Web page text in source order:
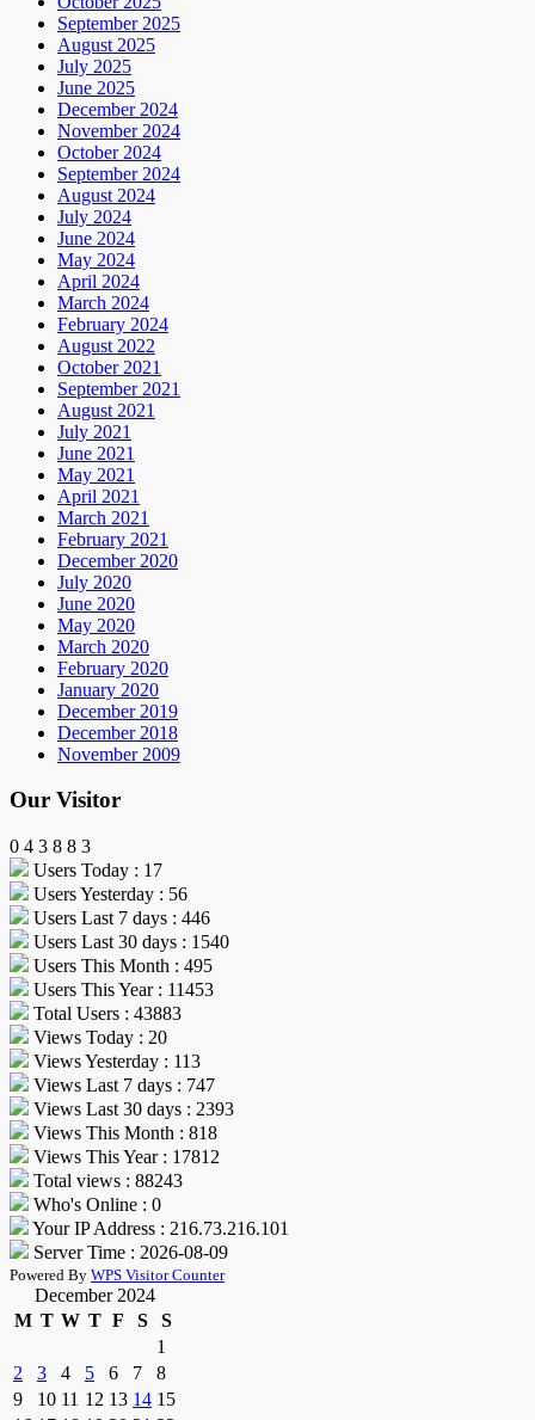
September 2025
August 2025
July 2025
June 2025
December 2024
November 2024
October 2024
September 2024
August 2024
July 2024
June 2024
May 2024
April 2024
March 2024
February 2024
August 2022
October 2021
September 2021
August 2021
July 2021
June 2021
May 2021
April 2021
March 2021
February 2021
December 2020
July 2020
June 2020
May 2020
March 2020
February 2020
January 2020
December 2019
December 2018
November 2009
Our Visitor
0 4 3 8 8 3
Users Today : 17
Users Yesterday : 56
Users Last 7 days : 446
Users Last 30 days : 1540
Users This Month : 495
Users This Year : 11453
Total Users : 43883
Views Today : 20
Views Yesterday : 113
Views Last 7 days : 747
Views Last 30 days : 2393
Views This Month : 818
Views This Year : 17812
Total views : 88243
Who's Online : 0
Your IP Address : 216.73.216.101
Server Time : 2026-08-09
Powered By WPS Visitor Counter
December 2024
M T W T F S
S
1
2
3 4 5 6 7
8
9
10 11 12 13 14 15